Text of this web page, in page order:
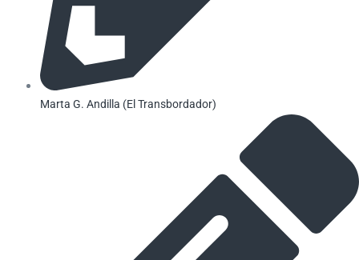
Marta G. Andilla (El Transbordador)